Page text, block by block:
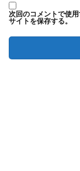
次回のコメントで使
サイトを保存する。